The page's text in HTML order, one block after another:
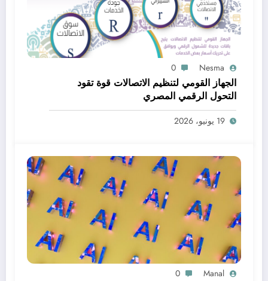
Nesma
0
الجهاز القومي لتنظيم الاتصالات قوة تقود
التحول الرقمي المصري
19 يونيو، 2026
Manal
0